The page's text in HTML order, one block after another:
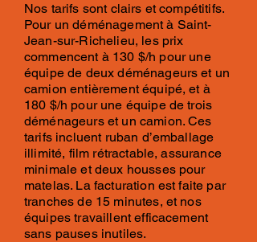
Nos tarifs sont clairs et compétitifs.
Pour undéménagementà Saint-
Jean-sur-Richelieu, les prix
commencent à 130 $/h pourune
équipe de deux déménageurs et un
camion entièrement équipé, et à
180 $/h pourune équipe de trois
déménageurs et un camion. Ces
tarifsincluent ruban d’emballage
illimité, film rétractable, assurance
minimale et deux housses pour
matelas. La facturation est faite par
tranches de 15 minutes, et nos
équipes travaillent efficacement
sans pauses inutiles.